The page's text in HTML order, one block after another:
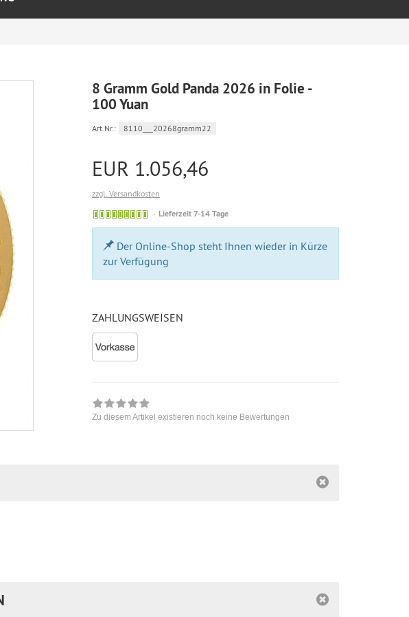
8 Gramm Gold Panda 2026 in Folie -
100 Yuan
Art.Nr.: 8110___20268gramm22
EUR 1.056,46
zzgl. Versandkosten
Bestellung
möglich
Lieferzeit 7-14 Tage
Der Online-Shop steht Ihnen wieder in Kürze
zur Verfügung
ZAHLUNGSWEISEN
Zu diesem Artikel existieren noch keine Bewertungen